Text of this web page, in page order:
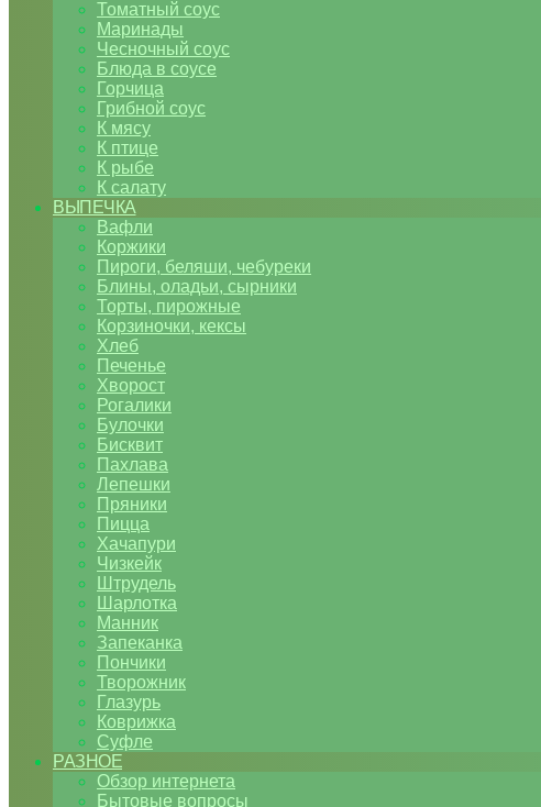
Томатный соус
Маринады
Чесночный соус
Блюда в соусе
Горчица
Грибной соус
К мясу
К птице
К рыбе
К салату
ВЫПЕЧКА
Вафли
Коржики
Пироги, беляши, чебуреки
Блины, оладьи, сырники
Торты, пирожные
Корзиночки, кексы
Хлеб
Печенье
Хворост
Рогалики
Булочки
Бисквит
Пахлава
Лепешки
Пряники
Пицца
Хачапури
Чизкейк
Штрудель
Шарлотка
Манник
Запеканка
Пончики
Творожник
Глазурь
Коврижка
Суфле
РАЗНОЕ
Обзор интернета
Бытовые вопросы